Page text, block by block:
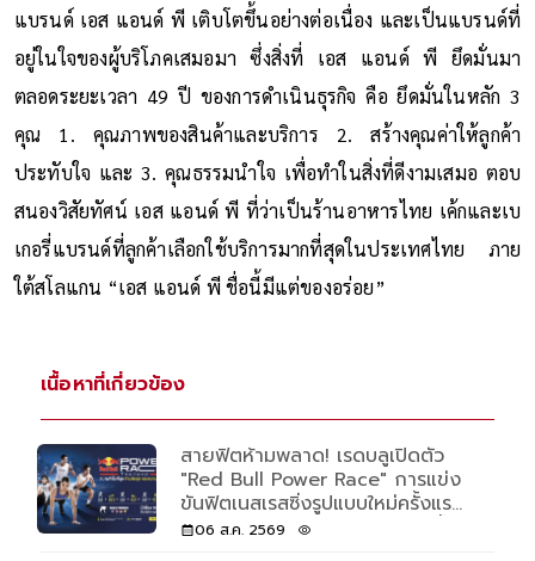
แบรนด์ เอส แอนด์ พี เติบโตขึ้นอย่างต่อเนื่อง และเป็นแบรนด์ที่
อยู่ในใจของผู้บริโภคเสมอมา ซึ่งสิ่งที่ เอส แอนด์ พี ยึดมั่นมา
ตลอดระยะเวลา 49 ปี ของการดำเนินธุรกิจ คือ ยึดมั่นในหลัก 3
คุณ 1. คุณภาพของสินค้าและบริการ 2. สร้างคุณค่าให้ลูกค้า
ประทับใจ และ 3. คุณธรรมนำใจ เพื่อทำในสิ่งที่ดีงามเสมอ ตอบ
สนองวิสัยทัศน์ เอส แอนด์ พี ที่ว่าเป็นร้านอาหารไทย เค้กและเบ
เกอรี่แบรนด์ที่ลูกค้าเลือกใช้บริการมากที่สุดในประเทศไทย ภาย
ใต้สโลแกน “เอส แอนด์ พี ชื่อนี้มีแต่ของอร่อย”
เนื้อหาที่เกี่ยวข้อง
สายฟิตห้ามพลาด! เรดบลูเปิดตัว
"Red Bull Power Race" การแข่ง
ขันฟิตเนสเรสซิ่งรูปแบบใหม่ครั้งแรก
ของโลก เปิดรับแค่ 500 คนเท่านั้น
06 ส.ค. 2569